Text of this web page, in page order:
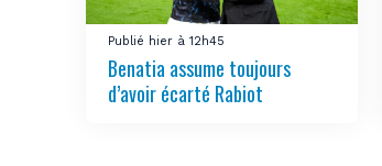
Publié hier à 12h45
Benatia assume toujours
d’avoir écarté Rabiot